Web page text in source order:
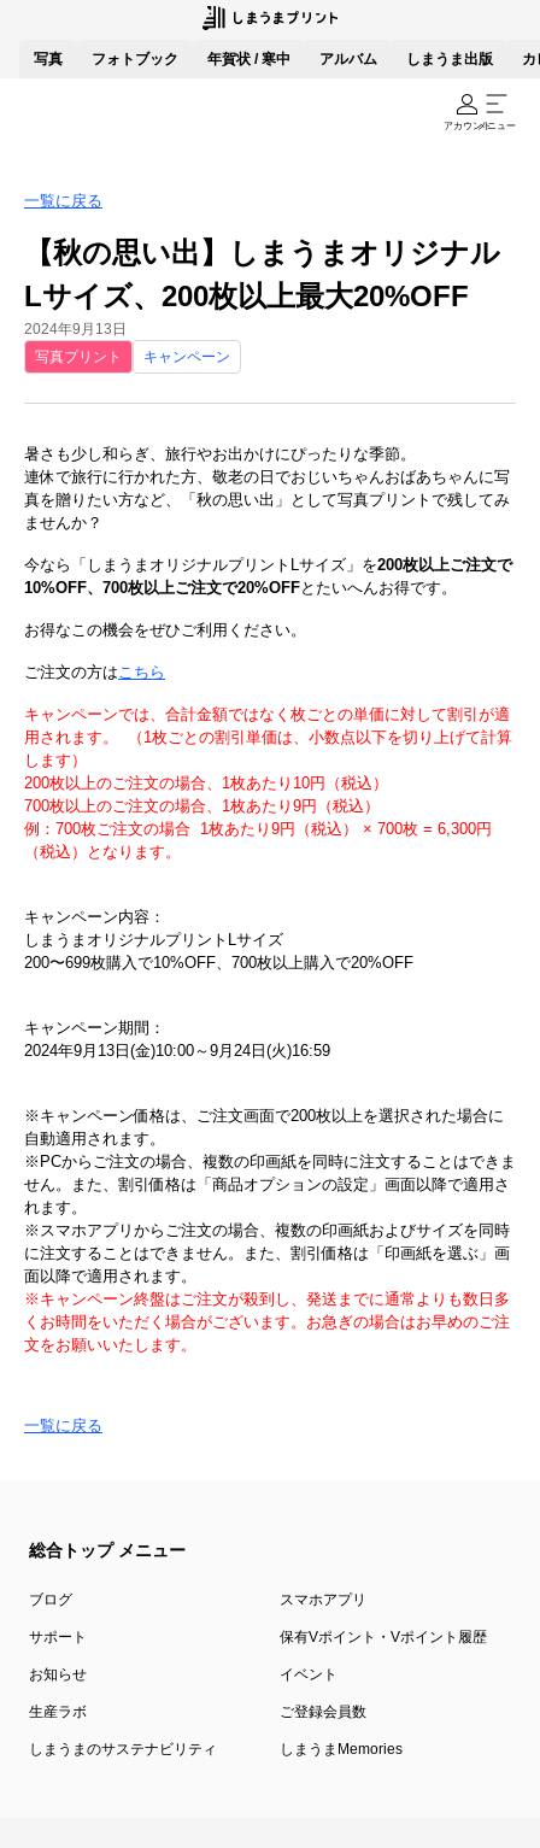
写真 フォトブック 年賀状 / 寒中 アルバム しまうま出版 カ
アカウントメニュー
一覧に戻る
【秋の思い出】しまうまオリジナル
Lサイズ、200枚以上最大20%OFF
2024年9月13日
写真プリント
キャンペーン
暑さも少し和らぎ、旅行やお出かけにぴったりな季節。
連休で旅行に行かれた方、敬老の日でおじいちゃんおばあちゃんに写
真を贈りたい方など、「秋の思い出」として写真プリントで残してみ
ませんか？
今なら「しまうまオリジナルプリントLサイズ」を200枚以上ご注文で
10%OFF、700枚以上ご注文で20%OFFとたいへんお得です。
お得なこの機会をぜひご利用ください。
ご注文の方はこちら
キャンペーンでは、合計金額ではなく枚ごとの単価に対して割引が適
用されます。 （1枚ごとの割引単価は、小数点以下を切り上げて計算
します）
200枚以上のご注文の場合、1枚あたり10円（税込）
700枚以上のご注文の場合、1枚あたり9円（税込）
例：700枚ご注文の場合 1枚あたり9円（税込） × 700枚 = 6,300円
（税込）となります。
キャンペーン内容：
しまうまオリジナルプリントLサイズ
200〜699枚購入で10%OFF、700枚以上購入で20%OFF
キャンペーン期間：
2024年9月13日(金)10:00～9月24日(火)16:59
※キャンペーン価格は、ご注文画面で200枚以上を選択された場合に
自動適用されます。
※PCからご注文の場合、複数の印画紙を同時に注文することはできま
せん。また、割引価格は「商品オプションの設定」画面以降で適用さ
れます。
※スマホアプリからご注文の場合、複数の印画紙およびサイズを同時
に注文することはできません。また、割引価格は「印画紙を選ぶ」画
面以降で適用されます。
※キャンペーン終盤はご注文が殺到し、発送までに通常よりも数日多
くお時間をいただく場合がございます。お急ぎの場合はお早めのご注
文をお願いいたします。
一覧に戻る
総合トップ メニュー
ブログ スマホアプリ
サポート 保有Vポイント・Vポイント履歴
お知らせ イベント
生産ラボ ご登録会員数
しまうまのサステナビリティ しまうまMemories